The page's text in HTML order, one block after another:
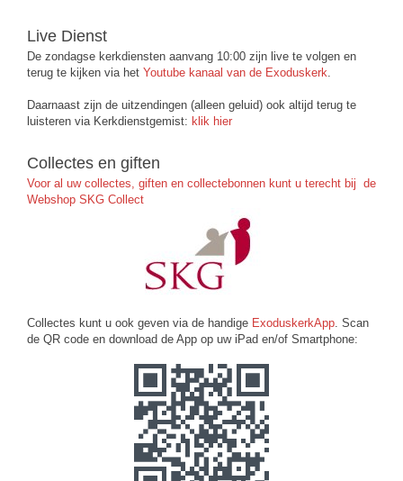
Live Dienst
De zondagse kerkdiensten aanvang 10:00 zijn live te volgen en
terug te kijken via het Youtube kanaal van de Exoduskerk
Daarnaast zijn de uitzendingen (alleen geluid) ook altijd terug te
luisteren via Kerkdienstgemist: klik hier
Collectes en giften
Voor al uw collectes, giften en collectebonnen kunt u terecht bij de
Webshop SKG Collect
Collectes kunt u ook geven via de handige ExoduskerkApp . Scan
de QR code en download de App op uw iPad en/of Smartphone: